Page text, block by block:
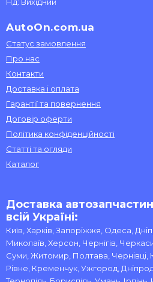
AutoOn.com.ua
Статус замовлення
Про нас
Контакти
Доставка і оплата
Гарантії та повернення
Договір оферти
Політика конфіденційності
Статті та огляди
Каталог
Доставка
всій Україні:
Київ, Харків, Запоріжжя, Одеса,
Миколаїв, Херсон, Чернігів,
Суми, Житомир, Полтава, Чернівці,
Рівне, Кременчук, Ужгород,